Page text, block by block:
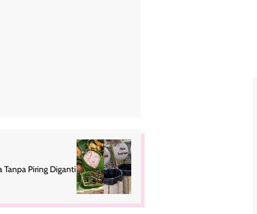
Tanpa Piring Diganti